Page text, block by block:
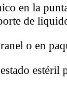
en la
de
o en
estéril